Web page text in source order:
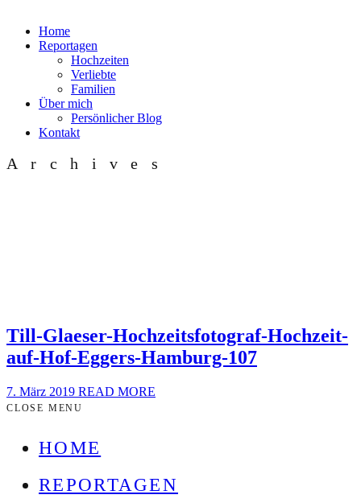
Home
Reportagen
Hochzeiten
Verliebte
Familien
Über mich
Persönlicher Blog
Kontakt
Archives
Till-Glaeser-Hochzeitsfotograf-Hochzeit-
auf-Hof-Eggers-Hamburg-107
7. März 2019 READ MORE
CLOSE MENU
HOME
REPORTAGEN